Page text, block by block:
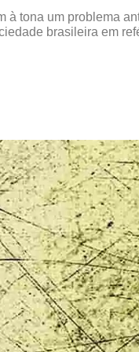
tona um problema
brasileira em